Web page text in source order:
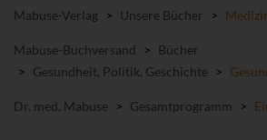
Mabuse-Verlag > Unsere Bücher >
Mabuse-Buchversand > Bücher
> Gesundheit, Politik, Geschichte >
Dr. med. Mabuse > Gesamtprogramm >